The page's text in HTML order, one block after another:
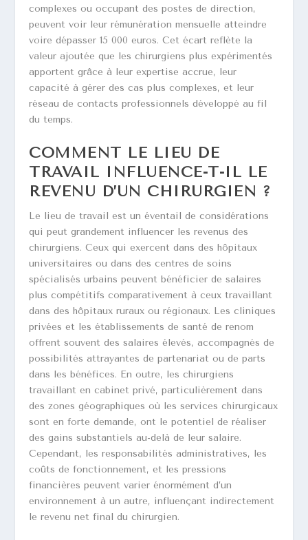
complexes ou occupant des postes de direction,
peuvent voir leur rémunération mensuelle atteindre
voire dépasser 15 000 euros. Cet écart reflète la
valeur ajoutée que les chirurgiens plus expérimentés
apportent grâce à leur expertise accrue, leur
capacité à gérer des cas plus complexes, et leur
réseau de contacts professionnels développé au fil
du temps.
COMMENT LE LIEU DE
TRAVAIL INFLUENCE-T-IL LE
REVENU D’UN CHIRURGIEN ?
Le lieu de travail est un éventail de considérations
qui peut grandement influencer les revenus des
chirurgiens. Ceux qui exercent dans des hôpitaux
universitaires ou dans des centres de soins
spécialisés urbains peuvent bénéficier de salaires
plus compétitifs comparativement à ceux travaillant
dans des hôpitaux ruraux ou régionaux. Les cliniques
privées et les établissements de santé de renom
offrent souvent des salaires élevés, accompagnés de
possibilités attrayantes de partenariat ou de parts
dans les bénéfices. En outre, les chirurgiens
travaillant en cabinet privé, particulièrement dans
des zones géographiques où les services chirurgicaux
sont en forte demande, ont le potentiel de réaliser
des gains substantiels au-delà de leur salaire.
Cependant, les responsabilités administratives, les
coûts de fonctionnement, et les pressions
financières peuvent varier énormément d’un
environnement à un autre, influençant indirectement
le revenu net final du chirurgien.